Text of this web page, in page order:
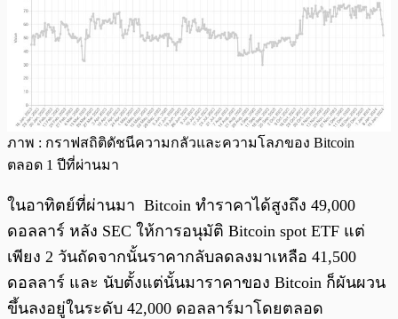
ภาพ : กราฟสถิติดัชนีความกลัวและความโลภของ Bitcoin
ตลอด 1 ปีที่ผ่านมา
ในอาทิตย์ที่ผ่านมา Bitcoin ทำราคาได้สูงถึง 49,000
ดอลลาร์ หลัง SEC ให้การอนุมัติ Bitcoin spot ETF แต่
เพียง 2 วันถัดจากนั้นราคากลับลดลงมาเหลือ 41,500
ดอลลาร์ และ นับตั้งแต่นั้นมาราคาของ Bitcoin ก็ผันผวน
ขึ้นลงอยู่ในระดับ 42,000 ดอลลาร์มาโดยตลอด